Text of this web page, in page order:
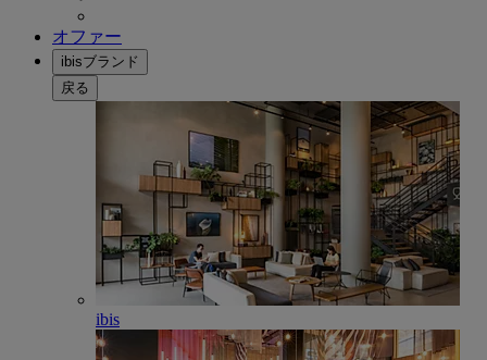
オファー
ibisブランド
戻る
ibis